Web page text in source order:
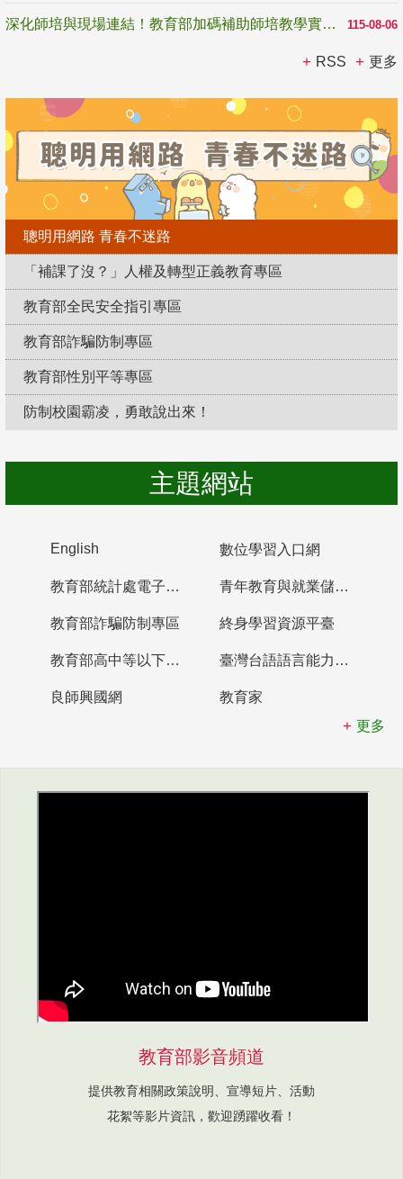
115-08-06
深化師培與現場連結！教育部加碼補助師培教學實踐研究 10月師培國際研討會交流教學實踐經驗
RSS 更多
聰明用網路 青春不迷路
「補課了沒？」人權及轉型正義教育專區
教育部全民安全指引專區
教育部詐騙防制專區
教育部性別平等專區
防制校園霸凌，勇敢說出來！
主題網站
English 數位學習入口網
教育部統計處電子書櫃 青年教育與就業儲蓄帳戶
教育部詐騙防制專區 終身學習資源平臺
教育部高中等以下學校及幼兒園教師資格檢定考試 臺灣台語語言能力認證網站
良師興國網
教育家
更多
教育部影音頻道
提供教育相關政策說明、宣導短片、活動
花絮等影片資訊，歡迎踴躍收看！